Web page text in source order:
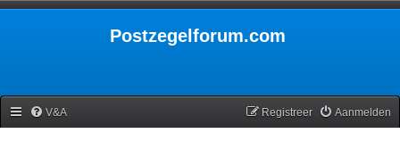
Postzegelforum.com
V&A Aanmelden
Registreer